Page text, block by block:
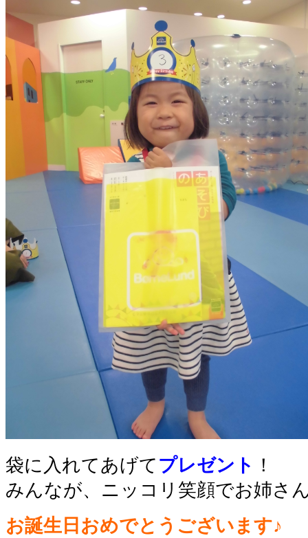
袋に入れてあげて プレゼント ！
みんなが、ニッコリ笑顔でお姉さ
お誕生日おめでとうございます♪